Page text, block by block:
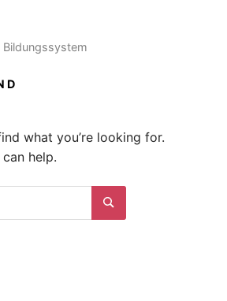
Bildungssystem
what you’re looking for.
help.
Search